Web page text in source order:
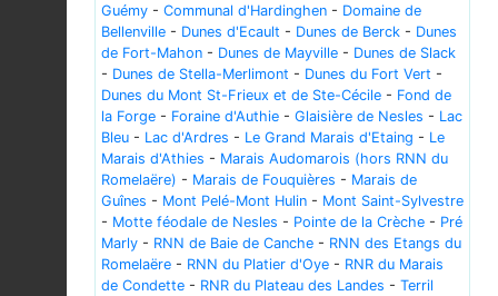
Guémy - Communal d'Hardinghen - Domaine de
Bellenville - Dunes d'Ecault - Dunes de Berck - Dunes
de Fort-Mahon - Dunes de Mayville - Dunes de Slack
- Dunes de Stella-Merlimont - Dunes du Fort Vert -
Dunes du Mont St-Frieux et de Ste-Cécile - Fond de
la Forge - Foraine d'Authie - Glaisière de Nesles - Lac
Bleu - Lac d'Ardres - Le Grand Marais d'Etaing - Le
Marais d'Athies - Marais Audomarois (hors RNN du
Romelaëre) - Marais de Fouquières - Marais de
Guînes - Mont Pelé-Mont Hulin - Mont Saint-Sylvestre
- Motte féodale de Nesles - Pointe de la Crèche - Pré
Marly - RNN de Baie de Canche - RNN des Etangs du
Romelaëre - RNN du Platier d'Oye - RNR du Marais
de Condette - RNR du Plateau des Landes - Terril